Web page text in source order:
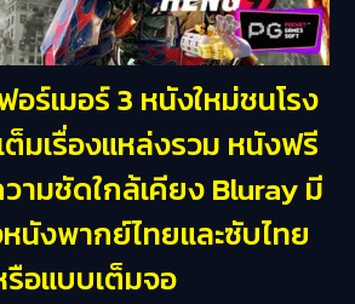
ร์เมอร์ 3 หนังใหม่ชนโรง
มเรื่องแหล่งรวม หนังฟรี
มชัดใกล้เคียง Bluray มี
นังพากย์ไทยและซับไทย
อแบบเต็มจอ